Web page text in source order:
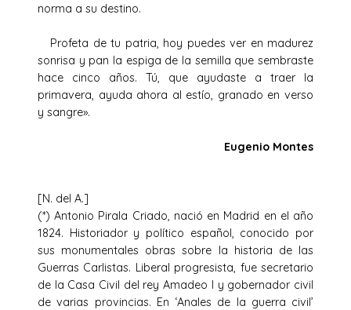
norma a su destino.
Profeta de tu patria, hoy puedes ver en madurez
sonrisa y pan la espiga de la semilla que sembraste
hace cinco años. Tú, que ayudaste a traer la
primavera, ayuda ahora al estío, granado en verso
y sangre».
Eugenio Montes
[N. del A.]
(*) Antonio Pirala Criado, nació en Madrid en el año
1824. Historiador y político español, conocido por
sus monumentales obras sobre la historia de las
Guerras Carlistas. Liberal progresista, fue secretario
de la Casa Civil del rey Amadeo I y gobernador civil
de varias provincias. En ‘Anales de la guerra civil’